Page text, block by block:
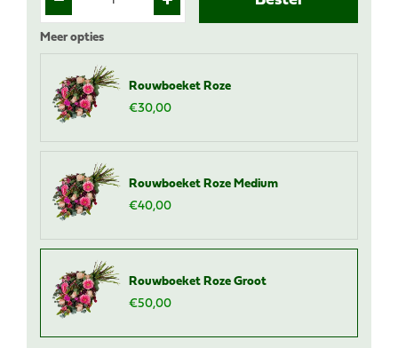
Meer opties
Rouwboeket Roze
€30,00
Rouwboeket Roze Medium
€40,00
Rouwboeket Roze Groot
€50,00